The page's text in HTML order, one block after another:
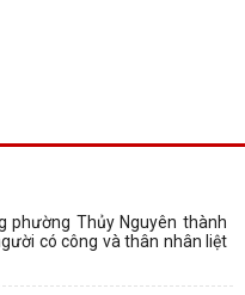
phường Thủy Nguyên thành
có công và thân nhân liệt